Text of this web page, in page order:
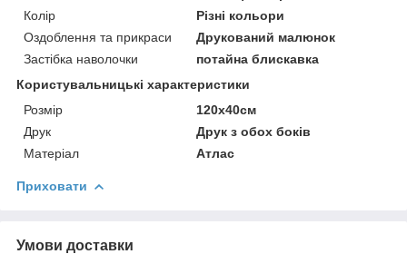
Колір
Різні кольори
Оздоблення та прикраси
Друкований малюнок
Застібка наволочки
потайна блискавка
Користувальницькі характеристики
Розмір
120х40см
Друк
Друк з обох боків
Матеріал
Атлас
Приховати
Умови доставки